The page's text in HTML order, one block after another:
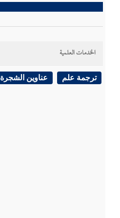
الخدمات العلمية
ترجمة علم عناوين الشجرة